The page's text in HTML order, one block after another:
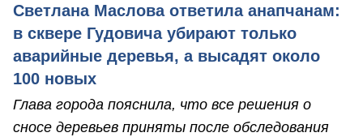
Светлана Маслова ответила анапчанам:
в сквере Гудовича убирают только
аварийные деревья, а высадят около
100 новых
Глава города пояснила, что все решения о
сносе деревьев приняты после обследования